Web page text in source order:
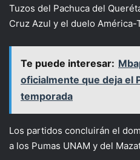
Tuzos del Pachuca del
Cruz Azul y el duelo América-
Te puede interesar:
oficialmente que deja el
temporada
Los partidos concluirán el
a los Pumas UNAM y del